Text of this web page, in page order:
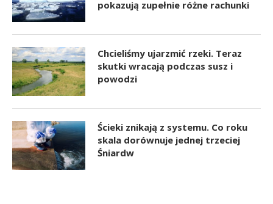
pokazują zupełnie różne rachunki
Chcieliśmy ujarzmić rzeki. Teraz
skutki wracają podczas susz i
powodzi
Ścieki znikają z systemu. Co roku
skala dorównuje jednej trzeciej
Śniardw